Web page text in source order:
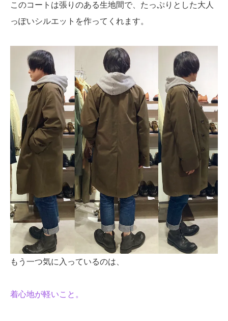
このコートは張りのある生地間で、たっぷりとした大人
っぽいシルエットを作ってくれます。
もう一つ気に入っているのは、
着心地が軽いこと。